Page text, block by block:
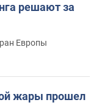
решают за
Европы
жары прошел